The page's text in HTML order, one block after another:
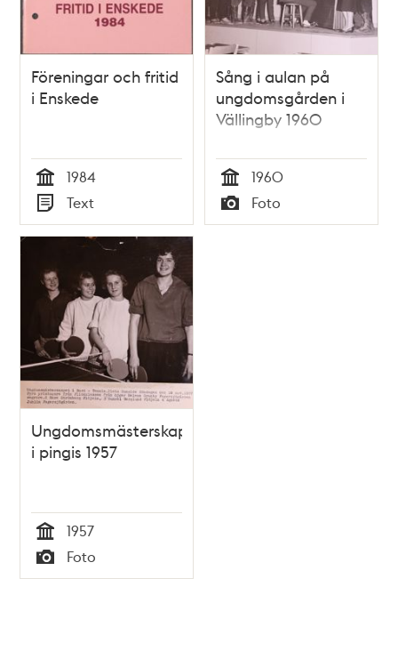
Föreningar och fritid
i Enskede
Tid
1984
Typ
Text
Sång i aulan på
ungdomsgården i
Vällingby 1960
Tid
1960
Typ
Foto
Ungdomsmästerskap
i pingis 1957
Tid
1957
Typ
Foto